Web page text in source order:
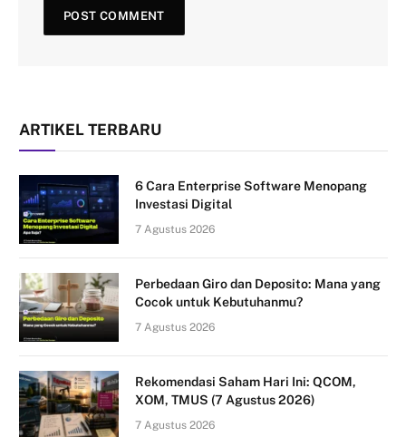
ARTIKEL TERBARU
6 Cara Enterprise Software Menopang
Investasi Digital
7 Agustus 2026
Perbedaan Giro dan Deposito: Mana yang
Cocok untuk Kebutuhanmu?
7 Agustus 2026
Rekomendasi Saham Hari Ini: QCOM,
XOM, TMUS (7 Agustus 2026)
7 Agustus 2026